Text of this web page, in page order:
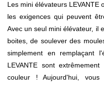
Les mini élévateurs
les exigences qui peuvent
Avec un seul mini élévateur, il
boites, de soulever des
simplement en remplaçant
LEVANTE sont
couleur ! Aujourd'hui,